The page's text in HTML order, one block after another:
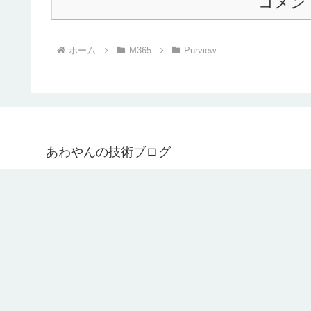
ホーム M365 Purview
あわやんの技術ブログ